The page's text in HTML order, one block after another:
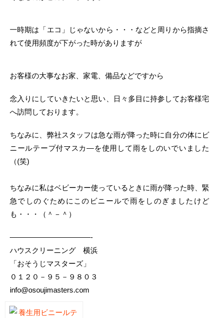
一時期は「エコ」じゃないから・・・などと周りから指摘さ
れて使用頻度が下がった時がありますが
お客様の大事なお家、家電、備品などですから
念入りにしていきたいと思い、日々多目に持参してお客様宅
へ訪問しております。
ちなみに、弊社スタッフは急な雨が降った時に自分の体にビ
ニールテープ付マスカ―を使用して雨をしのいでいました
（(笑)
ちなみに私はベビーカー使っているときに雨が降った時、緊
急でしのぐためにこのビニールで雨をしのぎましたけど
も・・・（＾－＾）
———————————-
ハウスクリーニング 横浜
「おそうじマスターズ」
０１２０－９５－９８０３
info@osoujimasters.com